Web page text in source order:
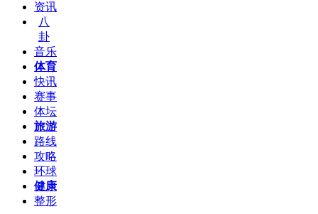
资讯
八
卦
音乐
体育
快讯
赛事
体坛
旅游
路线
攻略
环球
健康
整形